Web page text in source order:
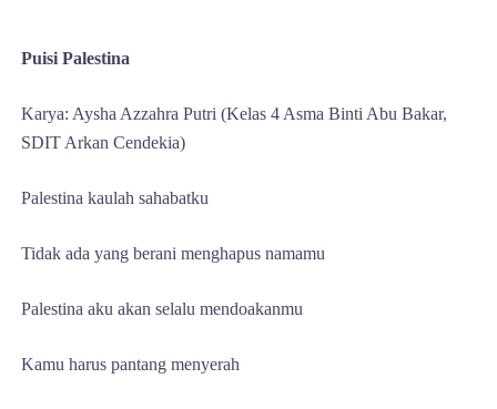
Puisi Palestina
Karya: Aysha Azzahra Putri (Kelas 4 Asma Binti Abu Bakar,
SDIT Arkan Cendekia)
Palestina kaulah sahabatku
Tidak ada yang berani menghapus namamu
Palestina aku akan selalu mendoakanmu
Kamu harus pantang menyerah